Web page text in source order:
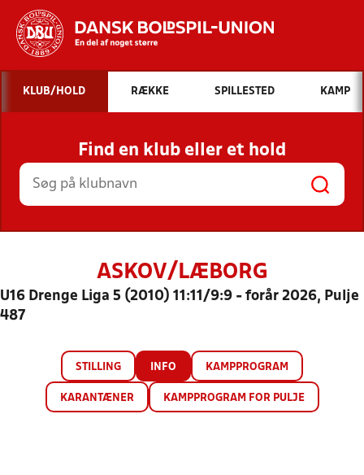
Hvad vil du søge efter?
INDHOLD OG NYHEDER
STILLINGER, RESULTATER, KLUBBER OG
HOLD
KLUB/HOLD RÆKKE SPILLESTED KAMP
Find en klub eller et hold
ASKOV/LÆBORG
U16 Drenge Liga 5 (2010) 11:11/9:9 - forår 2026, Pulje
487
STILLING INFO KAMPPROGRAM
KARANTÆNER KAMPPROGRAM FOR PULJE